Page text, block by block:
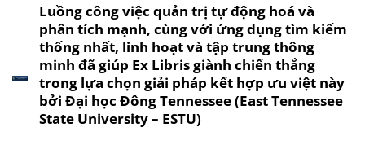
Luồng công việc quản trị tự động hoá và
phân tích mạnh, cùng với ứng dụng tìm kiếm
thống nhất, linh hoạt và tập trung thông
minh đã giúp Ex Libris giành chiến thắng
trong lựa chọn giải pháp kết hợp ưu việt này
bởi Đại học Đông Tennessee (East Tennessee
State University – ESTU)